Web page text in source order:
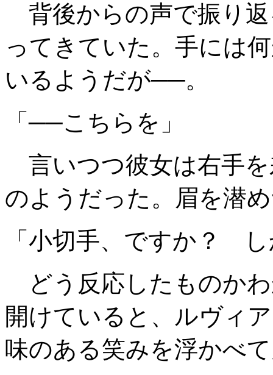
背後からの声で振り
ってきていた。手には
いるようだが──。
「──こちらを」
言いつつ彼女は右手
のようだった。眉を潜
「小切手、ですか？
どう反応したものか
開けていると、ルヴィ
味のある笑みを浮かべ